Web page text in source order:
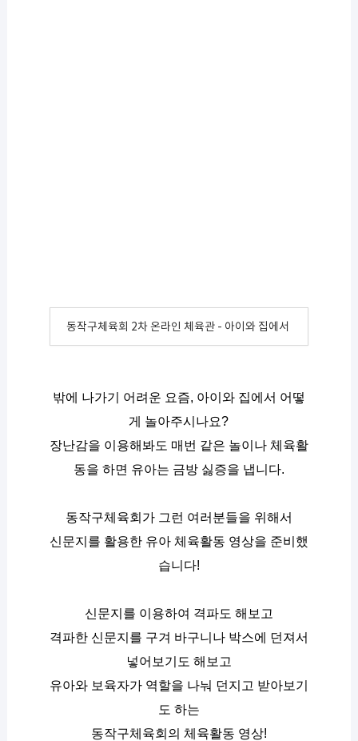
동작구체육회 2차 온라인 체육관 - 아이와 집에서 이렇게 놀아
밖에 나가기 어려운 요즘, 아이와 집에서 어떻
게 놀아주시나요?
장난감을 이용해봐도 매번 같은 놀이나 체육활
동을 하면 유아는 금방 싫증을 냅니다.
동작구체육회가 그런 여러분들을 위해서
신문지를 활용한 유아 체육활동 영상을 준비했
습니다!
신문지를 이용하여 격파도 해보고
격파한 신문지를 구겨 바구니나 박스에 던져서
넣어보기도 해보고
유아와 보육자가 역할을 나눠 던지고 받아보기
도 하는
동작구체육회의 체육활동 영상!